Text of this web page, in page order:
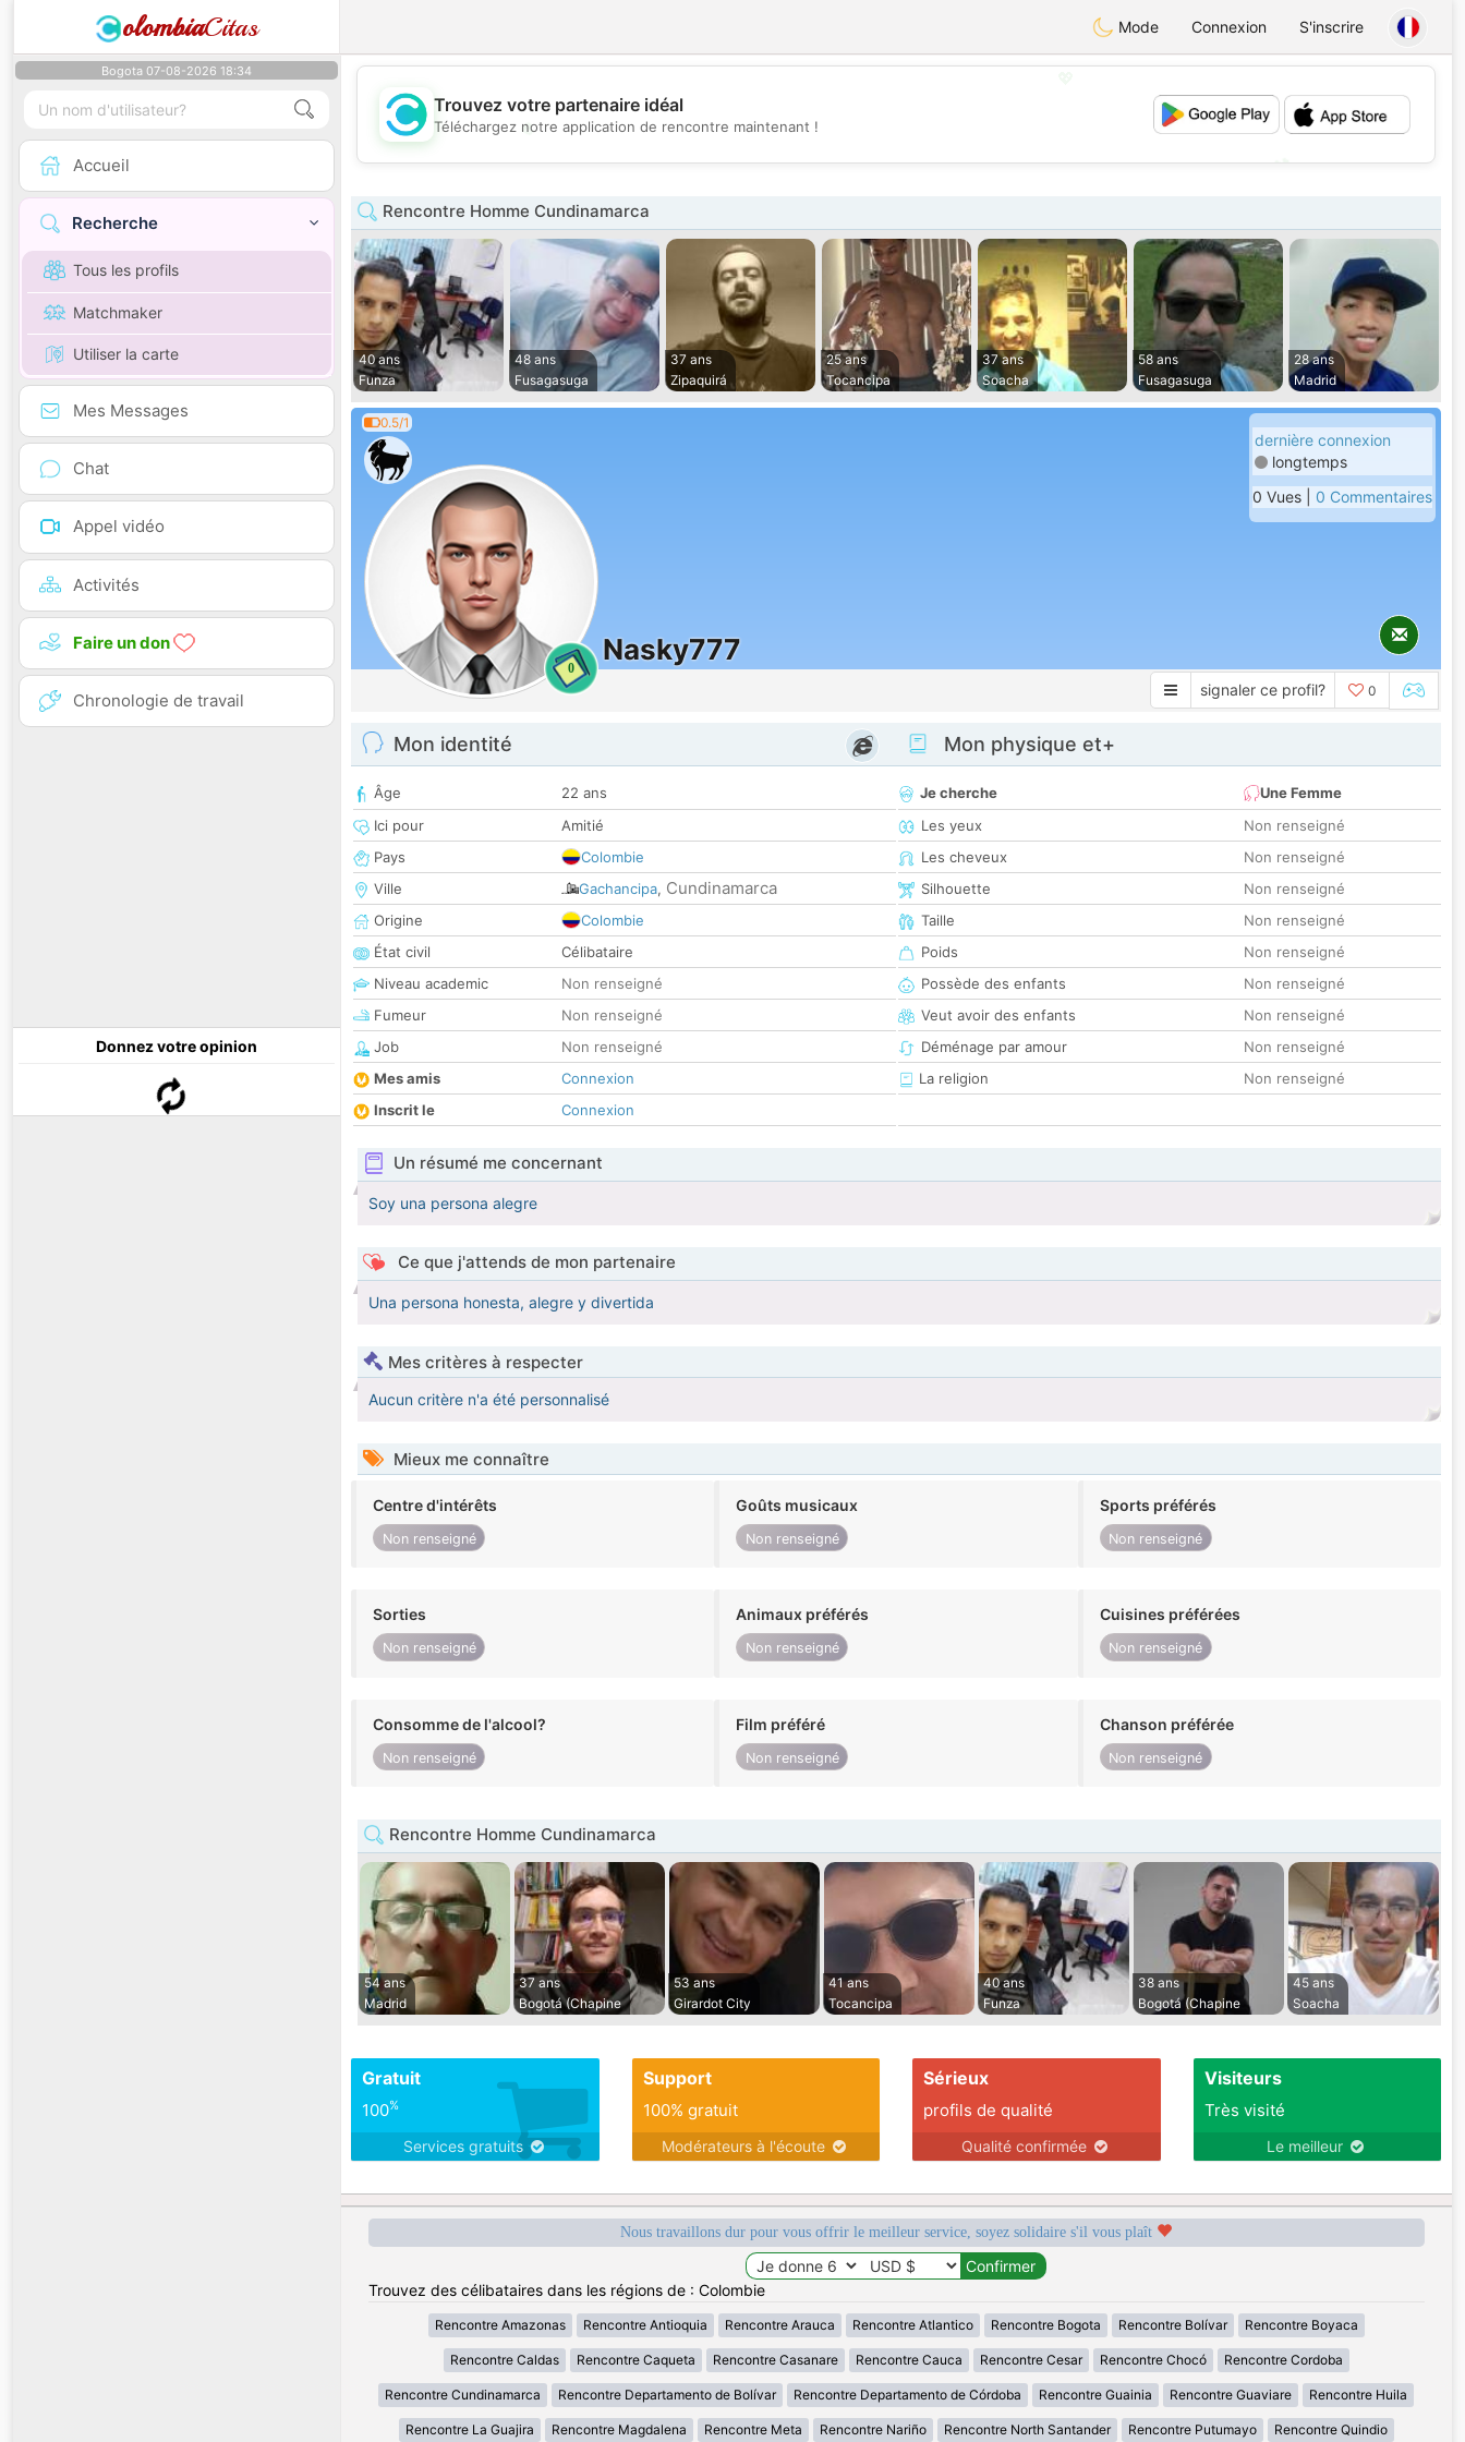
olombiaCitas Mode Connexion S'inscrire
Bogota 07-08-2026 18:34
Accueil
Recherche
Tous les profils
Matchmaker
Utiliser la carte
Mes Messages
Chat
Appel vidéo
Activités
Faire un don
Chronologie de travail
Donnez votre opinion
💕
Trouvez votre partenaire idéal
Téléchargez notre application de rencontre maintenant !
Rencontre Homme Cundinamarca
40 ans
Funza
48 ans
Fusagasuga
37 ans
Zipaquirá
25 ans
Tocancipa
37 ans
Soacha
58 ans
Fusagasuga
28 ans
Madrid
0.5/1
0
Nasky777
dernière connexion
longtemps
0 Vues | 0 Commentaires
signaler ce profil? 0
Mon identité
Âge
22 ans
Ici pour
Amitié
Pays
Colombie
Ville
Gachancipa, Cundinamarca
Origine
Colombie
État civil
Célibataire
Niveau academic
Non renseigné
Fumeur
Non renseigné
Job
Non renseigné
Mes amis
Connexion
Inscrit le
Connexion
Mon physique et+
Je cherche
Une Femme
Les yeux
Non renseigné
Les cheveux
Non renseigné
Silhouette
Non renseigné
Taille
Non renseigné
Poids
Non renseigné
Possède des enfants
Non renseigné
Veut avoir des enfants
Non renseigné
Déménage par amour
Non renseigné
La religion
Non renseigné
Un résumé me concernant
Soy una persona alegre
Ce que j'attends de mon partenaire
Una persona honesta, alegre y divertida
Mes critères à respecter
Aucun critère n'a été personnalisé
Mieux me connaître
Centre d'intérêts
Non renseigné
Goûts musicaux
Non renseigné
Sports préférés
Non renseigné
Sorties
Non renseigné
Animaux préférés
Non renseigné
Cuisines préférées
Non renseigné
Consomme de l'alcool?
Non renseigné
Film préféré
Non renseigné
Chanson préférée
Non renseigné
Rencontre Homme Cundinamarca
54 ans
Madrid
37 ans
Bogotá (Chapine
53 ans
Girardot City
41 ans
Tocancipa
40 ans
Funza
38 ans
Bogotá (Chapine
45 ans
Soacha
Gratuit
100%
Services gratuits
Support
100% gratuit
Modérateurs à l'écoute
Sérieux
profils de qualité
Qualité confirmée
Visiteurs
Très visité
Le meilleur
Nous travaillons dur pour vous offrir le meilleur service, soyez solidaire s'il vous plaît
Trouvez des célibataires dans les régions de : Colombie
Rencontre Amazonas Rencontre Antioquia Rencontre Arauca Rencontre Atlantico Rencontre Bogota Rencontre Bolívar Rencontre Boyaca
Rencontre Caldas Rencontre Caqueta Rencontre Casanare Rencontre Cauca Rencontre Cesar Rencontre Chocó Rencontre Cordoba
Rencontre Cundinamarca Rencontre Departamento de Bolívar Rencontre Departamento de Córdoba Rencontre Guainia Rencontre Guaviare Rencontre Huila
Rencontre La Guajira Rencontre Magdalena Rencontre Meta Rencontre Nariño Rencontre North Santander Rencontre Putumayo Rencontre Quindio